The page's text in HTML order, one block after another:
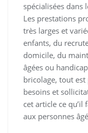
spécialisées dans
Les prestations
très larges et
enfants, du
domicile, du
âgées ou
bricolage, tout
besoins et
cet article ce qu’il
aux personnes